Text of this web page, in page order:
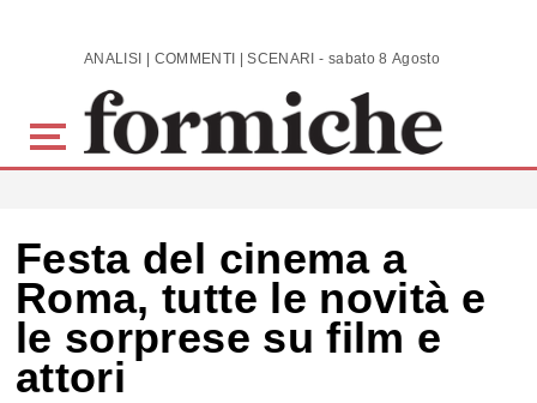
Skip to main content ANALISI | COMMENTI | SCENARI - sabato 8 Agosto 2026
Festa del cinema a
Roma, tutte le novità e
le sorprese su film e
attori